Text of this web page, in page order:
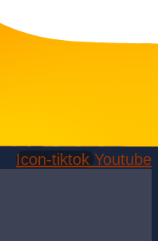
Icon-tiktok Youtube